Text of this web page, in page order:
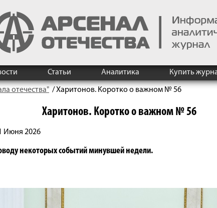
Статьи Аналитика Купить
отечества" /Харитонов. Коротко о важном № 56
Харитонов. Коротко о важном № 56
Июня 2026
некоторых событий минувшей недели.